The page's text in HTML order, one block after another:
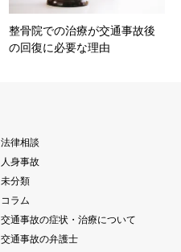
整骨院での治療が交通事故後
の回復に必要な理由
法律相談
人身事故
未分類
コラム
交通事故の症状・治療について
交通事故の弁護士